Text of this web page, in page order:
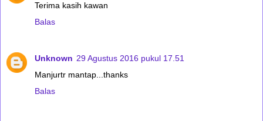
Terima kasih kawan
Balas
Unknown 29 Agustus 2016 pukul 17.51
Manjurtr mantap...thanks
Balas